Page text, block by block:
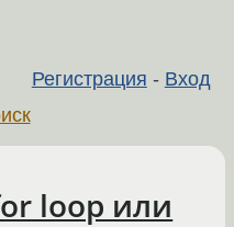
Регистрация - Вход
loop или